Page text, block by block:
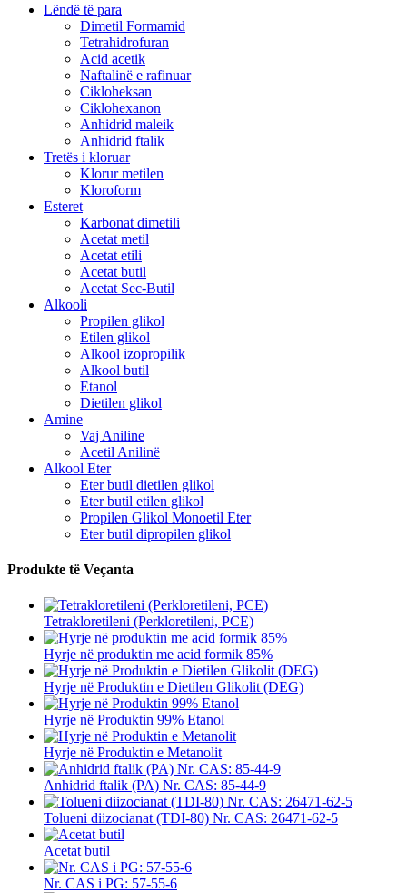
Lëndë të para
Dimetil Formamid
Tetrahidrofuran
Acid acetik
Naftalinë e rafinuar
Cikloheksan
Ciklohexanon
Anhidrid maleik
Anhidrid ftalik
Tretës i kloruar
Klorur metilen
Kloroform
Esteret
Karbonat dimetili
Acetat metil
Acetat etili
Acetat butil
Acetat Sec-Butil
Alkooli
Propilen glikol
Etilen glikol
Alkool izopropilik
Alkool butil
Etanol
Dietilen glikol
Amine
Vaj Aniline
Acetil Anilinë
Alkool Eter
Eter butil dietilen glikol
Eter butil etilen glikol
Propilen Glikol Monoetil Eter
Eter butil dipropilen glikol
Produkte të Veçanta
Tetrakloretileni (Perkloretileni, PCE)
Hyrje në produktin me acid formik 85%
Hyrje në Produktin e Dietilen Glikolit (DEG)
Hyrje në Produktin 99% Etanol
Hyrje në Produktin e Metanolit
Anhidrid ftalik (PA) Nr. CAS: 85-44-9
Tolueni diizocianat (TDI-80) Nr. CAS: 26471-62-5
Acetat butil
Nr. CAS i PG: 57-55-6